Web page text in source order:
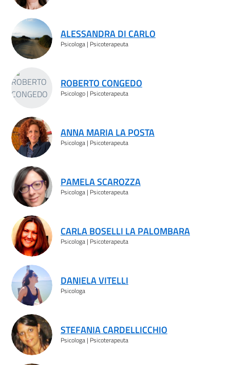
ALESSANDRA DI CARLO
Psicologa | Psicoterapeuta
ROBERTO CONGEDO
Psicologo | Psicoterapeuta
ANNA MARIA LA POSTA
Psicologa | Psicoterapeuta
PAMELA SCAROZZA
Psicologa | Psicoterapeuta
CARLA BOSELLI LA PALOMBARA
Psicologa | Psicoterapeuta
DANIELA VITELLI
Psicologa
STEFANIA CARDELLICCHIO
Psicologa | Psicoterapeuta